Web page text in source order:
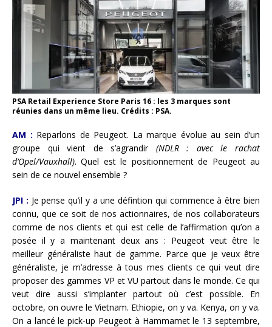
PSA Retail Experience Store Paris 16 : les 3 marques sont
réunies dans un même lieu. Crédits : PSA.
AM : Reparlons de Peugeot. La marque évolue au sein d’un
groupe qui vient de s’agrandir (NDLR : avec le rachat
d’Opel/Vauxhall). Quel est le positionnement de Peugeot au
sein de ce nouvel ensemble ?
JPI : Je pense qu’il y a une défintion qui commence à être bien
connu, que ce soit de nos actionnaires, de nos collaborateurs
comme de nos clients et qui est celle de l’affirmation qu’on a
posée il y a maintenant deux ans : Peugeot veut être le
meilleur généraliste haut de gamme. Parce que je veux être
généraliste, je m’adresse à tous mes clients ce qui veut dire
proposer des gammes VP et VU partout dans le monde. Ce qui
veut dire aussi s’implanter partout où c’est possible. En
octobre, on ouvre le Vietnam. Ethiopie, on y va. Kenya, on y va.
On a lancé le pick-up Peugeot à Hammamet le 13 septembre,